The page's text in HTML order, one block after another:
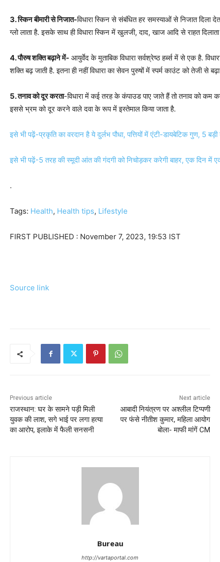
3. स्किन बीमारी से निजात-विधारा स्किन से संबंधित हर समस्याओं से निजात दिला
ग्लो लाता है. इसके साथ ही विधारा स्किन में खुलजी, दाद, खाज आदि से राहत
4. पौरुष शक्ति बढ़ाने में- आयुर्वेद के मुताबिक विधारा सर्वश्रेष्ठ हर्ब्स में से एक है.
शक्ति बढ़ जाती है. इतना ही नहीं विधारा का सेवन पुरुषों में स्पर्म काउंट को तेजी से
5. तनाव को दूर करता-विधारा में कई तरह के कंपाउड पाए जाते हैं तो तनाव को कम
इससे भ्रम को दूर करने वाले दवा के रूप में इस्तेमाल किया जाता है.
इसे भी पढ़ें-प्रकृति का वरदान है ये दुर्लभ पौधा, पत्तियों में एंटी-डायबेटिक गुण, 5 बड़ी
इसे भी पढ़ें-5 तरह की स्मूदी आंत की गंदगी को निचोड़कर करेगी बाहर, एक दिन में
.
Tags: Health, Health tips, Lifestyle
FIRST PUBLISHED : November 7, 2023, 19:53 IST
Source link
Previous article
राजस्थान: घर के सामने पड़ी मिली
युवक की लाश, सगे भाई पर लगा हत्या
का आरोप, इलाके में फैली सनसनी
Next article
आबादी नियंत्रण पर अश्लील टिप्पणी
पर फंसे नीतीश कुमार, महिला आयोग
बोला- माफी मांगें CM
Bureau
http://vartaportal.com